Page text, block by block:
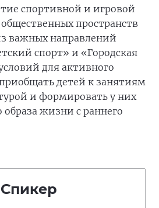
спортивной и игровой
пространств
важных направлений
спорт» и «Городская
для активного
детей к занятиям
и формировать у них
жизни с раннего
Спикер